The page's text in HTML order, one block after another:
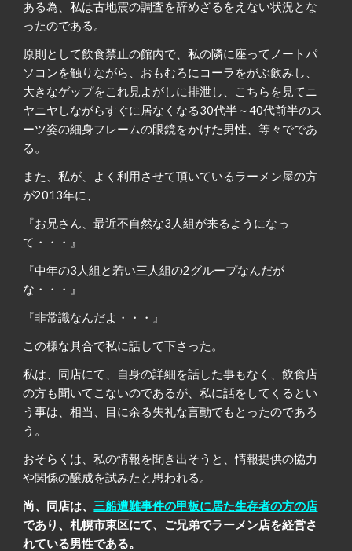
ある為、私は古地震の調査を辞めざるをえない状況とな
ったのである。
原則として飲食禁止の館内で、私の隣に座ってノートパ
ソコンを触りながら、おもむろにコーラをがぶ飲みし、
大きなゲップをこれ見よがしに排泄し、こちらを見てニ
ヤニヤしながらすぐに居なくなる30代半～40代前半のス
ーツ姿の細身フレームの眼鏡をかけた男性、等々でであ
る。
また、私が、よく利用させて頂いているラーメン屋の方
が2013年に、
『お兄さん、最近不自然な3人組が来るようになっ
て・・・』
『中年の3人組と若い三人組の2グループなんだが
な・・・』
『非常識なんだよ・・・』
この様な具合で私に話して下さった。
私は、同店にて、自身の詳細を話した事もなく、飲食店
の方も聞いてこないのであるが、私に話をしてくるとい
う事は、相当、目に余る失礼な言動でもとったのであろ
う。
おそらくは、私の情報を聞き出そうと、情報提供の協力
や関係の醸成を試みたと思われる。
尚、同店は、 三船遭難事件の甲板に居た生存者の方の店
であり、札幌市東区にて、ご兄弟でラーメン店を経営さ
れている男性である。